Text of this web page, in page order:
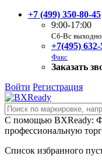
+7 (499) 350-80-45
9:00-17:00
Сб-Вс
+7(495)
Факс
Заказать
Войти Регистрация
С помощью BXReady:
профессиональную
Список избранного